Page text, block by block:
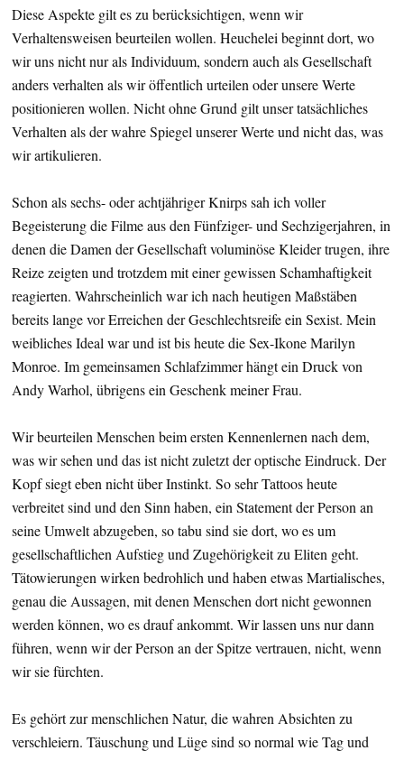
Diese Aspekte gilt es zu berücksichtigen, wenn wir
Verhaltensweisen beurteilen wollen. Heuchelei beginnt dort, wo
wir uns nicht nur als Individuum, sondern auch als Gesellschaft
anders verhalten als wir öffentlich urteilen oder unsere Werte
positionieren wollen. Nicht ohne Grund gilt unser tatsächliches
Verhalten als der wahre Spiegel unserer Werte und nicht das, was
wir artikulieren.
Schon als sechs- oder achtjähriger Knirps sah ich voller
Begeisterung die Filme aus den Fünfziger- und Sechzigerjahren, in
denen die Damen der Gesellschaft voluminöse Kleider trugen, ihre
Reize zeigten und trotzdem mit einer gewissen Schamhaftigkeit
reagierten. Wahrscheinlich war ich nach heutigen Maßstäben
bereits lange vor Erreichen der Geschlechtsreife ein Sexist. Mein
weibliches Ideal war und ist bis heute die Sex-Ikone Marilyn
Monroe. Im gemeinsamen Schlafzimmer hängt ein Druck von
Andy Warhol, übrigens ein Geschenk meiner Frau.
Wir beurteilen Menschen beim ersten Kennenlernen nach dem,
was wir sehen und das ist nicht zuletzt der optische Eindruck. Der
Kopf siegt eben nicht über Instinkt. So sehr Tattoos heute
verbreitet sind und den Sinn haben, ein Statement der Person an
seine Umwelt abzugeben, so tabu sind sie dort, wo es um
gesellschaftlichen Aufstieg und Zugehörigkeit zu Eliten geht.
Tätowierungen wirken bedrohlich und haben etwas Martialisches,
genau die Aussagen, mit denen Menschen dort nicht gewonnen
werden können, wo es drauf ankommt. Wir lassen uns nur dann
führen, wenn wir der Person an der Spitze vertrauen, nicht, wenn
wir sie fürchten.
Es gehört zur menschlichen Natur, die wahren Absichten zu
verschleiern. Täuschung und Lüge sind so normal wie Tag und